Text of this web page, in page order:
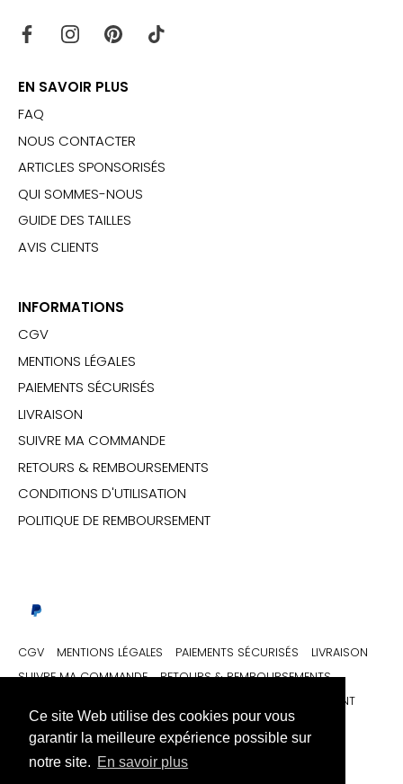
Ce site Web utilise des cookies pour vous
garantir la meilleure expérience possible sur
notre site. En savoir plus
EN SAVOIR PLUS
FAQ
NOUS CONTACTER
ARTICLES SPONSORISÉS
QUI SOMMES-NOUS
GUIDE DES TAILLES
AVIS CLIENTS
INFORMATIONS
CGV
MENTIONS LÉGALES
PAIEMENTS SÉCURISÉS
LIVRAISON
SUIVRE MA COMMANDE
RETOURS & REMBOURSEMENTS
CONDITIONS D'UTILISATION
POLITIQUE DE REMBOURSEMENT
CGV MENTIONS LÉGALES PAIEMENTS SÉCURISÉS
LIVRAISON
SUIVRE MA COMMANDE
RETOURS & REMBOURSEMENTS
POLITIQUE DE REMBOURSEMENT
Monnaie Langue